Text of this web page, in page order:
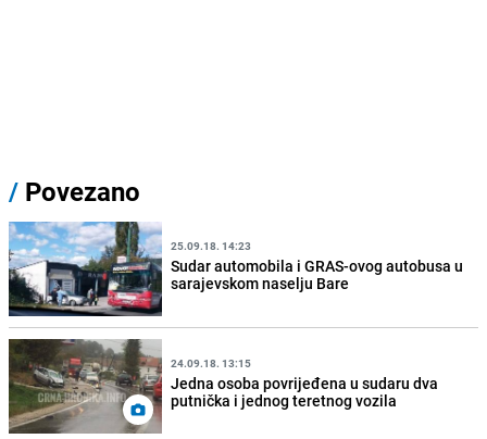
/ Povezano
25.09.18. 14:23
Sudar automobila i GRAS-ovog autobusa u
sarajevskom naselju Bare
24.09.18. 13:15
Jedna osoba povrijeđena u sudaru dva
putnička i jednog teretnog vozila